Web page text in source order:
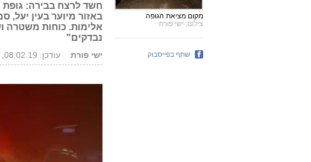
חשד לרצח בבירה: גופת
באזור מיוער בעין יעל,
אלימות. כוחות משטרה
נבדקים"
ישי פורת עודכן: 08.02.19, 00:48
מקום מציאת הגופה
צילום: ישי פורת
שתף בפייסבוק